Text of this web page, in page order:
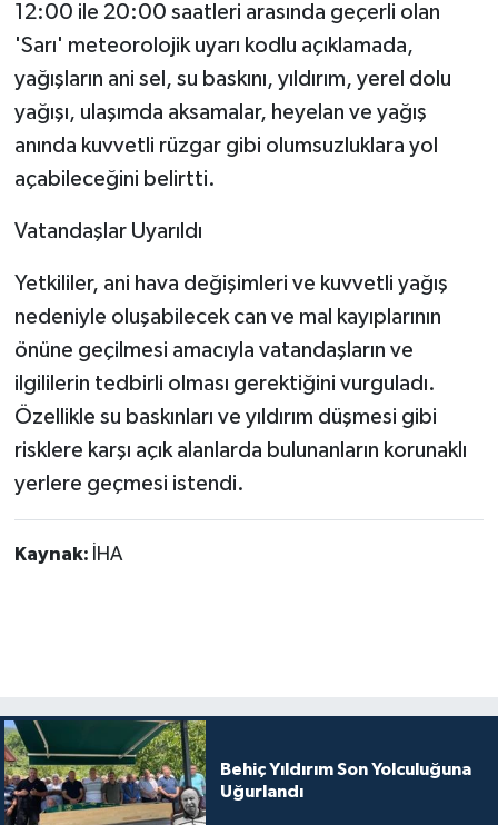
12:00 ile 20:00 saatleri arasında geçerli olan
'Sarı' meteorolojik uyarı kodlu açıklamada,
yağışların ani sel, su baskını, yıldırım, yerel dolu
yağışı, ulaşımda aksamalar, heyelan ve yağış
anında kuvvetli rüzgar gibi olumsuzluklara yol
açabileceğini belirtti.
Vatandaşlar Uyarıldı
Yetkililer, ani hava değişimleri ve kuvvetli yağış
nedeniyle oluşabilecek can ve mal kayıplarının
önüne geçilmesi amacıyla vatandaşların ve
ilgililerin tedbirli olması gerektiğini vurguladı.
Özellikle su baskınları ve yıldırım düşmesi gibi
risklere karşı açık alanlarda bulunanların korunaklı
yerlere geçmesi istendi.
Kaynak: İHA
Behiç Yıldırım Son Yolculuğuna
Uğurlandı